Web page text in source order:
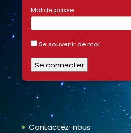
Mot de passe
Se souvenir de moi
Contactez-nous